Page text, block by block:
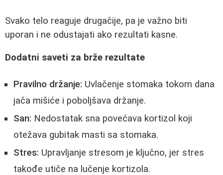
Svako telo reaguje drugačije, pa je važno biti
uporan i ne odustajati ako rezultati kasne.
Dodatni saveti za brže rezultate
Pravilno držanje: Uvlačenje stomaka tokom dana
jača mišiće i poboljšava držanje.
San: Nedostatak sna povećava kortizol koji
otežava gubitak masti sa stomaka.
Stres: Upravljanje stresom je ključno, jer stres
takođe utiče na lučenje kortizola.